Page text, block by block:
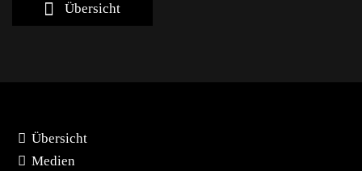
Übersicht
Übersicht
Medien